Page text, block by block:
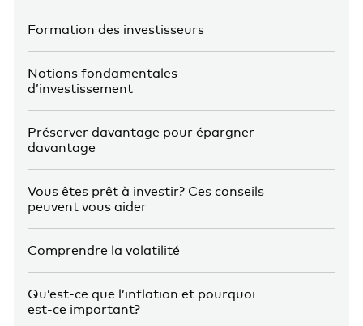
Formation des investisseurs
Notions fondamentales
d’investissement
Préserver davantage pour épargner
davantage
Vous êtes prêt à investir? Ces conseils
peuvent vous aider
Comprendre la volatilité
Qu’est-ce que l’inflation et pourquoi
est-ce important?